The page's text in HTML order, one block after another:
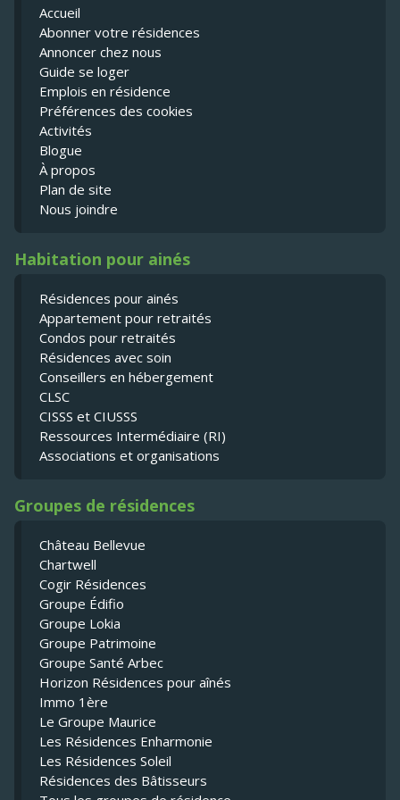
Accueil
Abonner votre résidences
Annoncer chez nous
Guide se loger
Emplois en résidence
Préférences des cookies
Activités
Blogue
À propos
Plan de site
Nous joindre
Habitation pour ainés
Résidences pour ainés
Appartement pour retraités
Condos pour retraités
Résidences avec soin
Conseillers en hébergement
CLSC
CISSS et CIUSSS
Ressources Intermédiaire (RI)
Associations et organisations
Groupes de résidences
Château Bellevue
Chartwell
Cogir Résidences
Groupe Édifio
Groupe Lokia
Groupe Patrimoine
Groupe Santé Arbec
Horizon Résidences pour aînés
Immo 1ère
Le Groupe Maurice
Les Résidences Enharmonie
Les Résidences Soleil
Résidences des Bâtisseurs